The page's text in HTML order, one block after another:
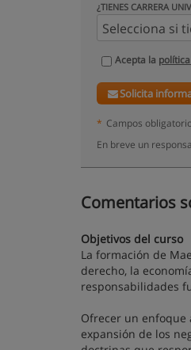
¿TIENES CARRERA
Acepta la
Solicita
* Campos
En breve un
Comentarios
Objetivos del curso
La formación de
derecho, la
responsabilidades
Ofrecer un enfoque
expansión de los